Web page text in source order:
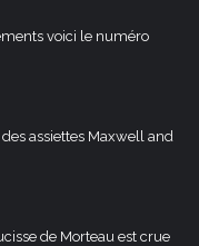
voici le numéro
assiettes Maxwell and
de Morteau est crue